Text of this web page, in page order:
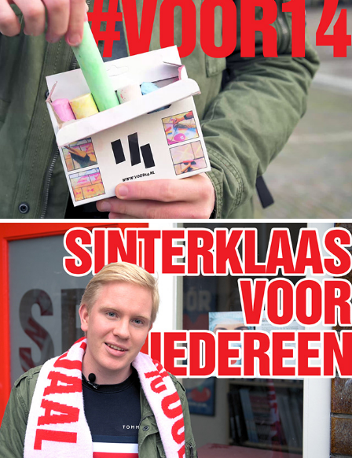
SP - #VOOR14
13/12/2020
SP - INZAMELACTIE VOEDSELBANK LAAK
30/11/2020